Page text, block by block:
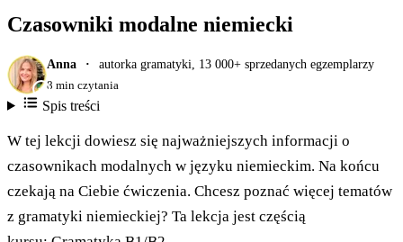
Czasowniki modalne niemiecki
Anna autorka gramatyki, 13 000+ sprzedanych egzemplarzy
8 min czytania
Spis treści
W tej lekcji dowiesz się najważniejszych informacji o
czasownikach modalnych w języku niemieckim. Na końcu
czekają na Ciebie ćwiczenia. Chcesz poznać więcej tematów
z gramatyki niemieckiej? Ta lekcja jest częścią